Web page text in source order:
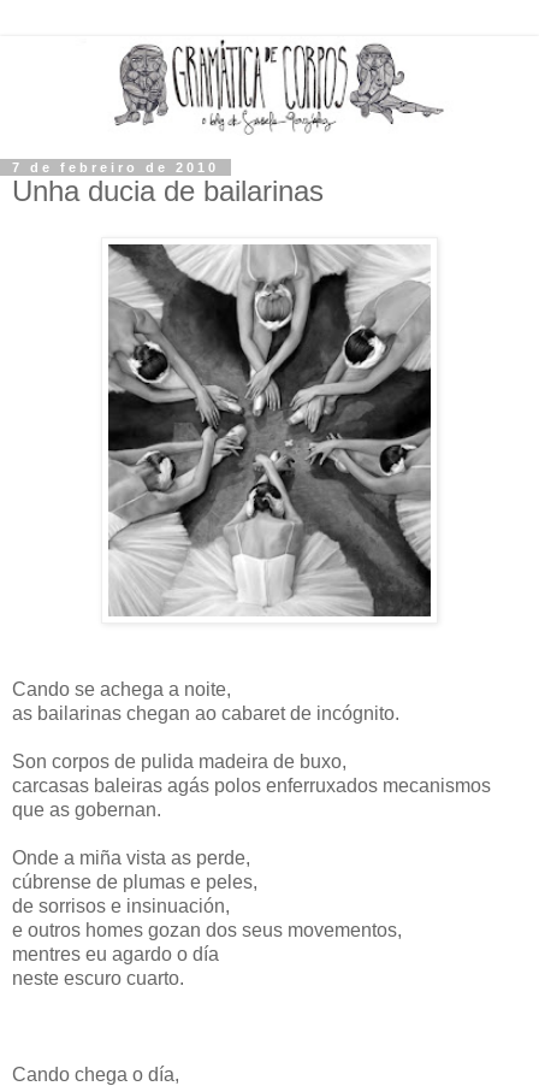
7 de febreiro de 2010
Unha ducia de bailarinas
Cando se achega a noite,
as bailarinas chegan ao cabaret de incógnito.
Son corpos de pulida madeira de buxo,
carcasas baleiras agás polos enferruxados mecanismos
que as gobernan.
Onde a miña vista as perde,
cúbrense de plumas e peles,
de sorrisos e insinuación,
e outros homes gozan dos seus movementos,
mentres eu agardo o día
neste escuro cuarto.
Cando chega o día,